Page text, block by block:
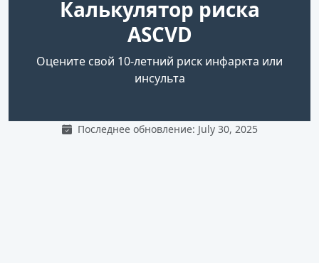
Калькулятор риска
ASCVD
Оцените свой 10-летний риск инфаркта или
инсульта
Последнее обновление: July 30, 2025